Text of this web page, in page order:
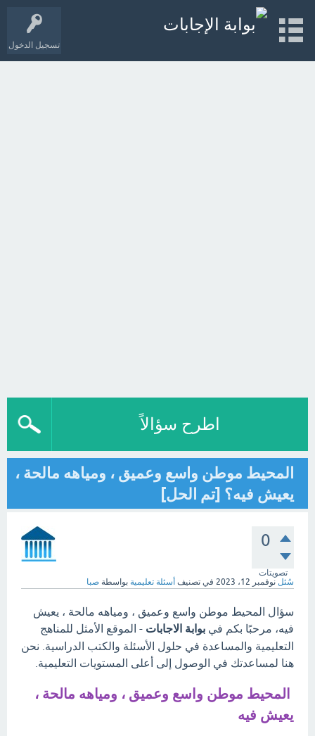
تسجيل الدخول
اطرح سؤالاً
المحيط موطن واسع وعميق ، ومياهه مالحة ،
يعيش فيه؟ [تم الحل]
0
تصويتات
سُئل نوفمبر 12، 2023 في تصنيف أسئلة تعليمية بواسطة صبا
سؤال المحيط موطن واسع وعميق ، ومياهه مالحة ، يعيش
فيه، مرحبًا بكم في بوابة الاجابات - الموقع الأمثل للمناهج
التعليمية والمساعدة في حلول الأسئلة والكتب الدراسية. نحن
هنا لمساعدتك في الوصول إلى أعلى المستويات التعليمية.
المحيط موطن واسع وعميق ، ومياهه مالحة ،
يعيش فيه